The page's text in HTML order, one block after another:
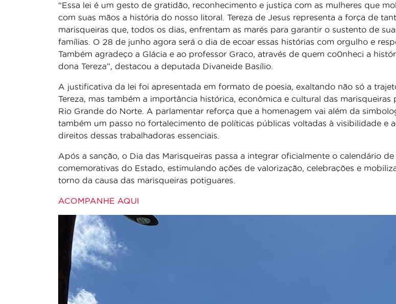
“Essa lei é um gesto de gratidão, reconhecimento e justiça com as mulheres que
com suas mãos a história do nosso litoral. Tereza de Jesus representa a força de
marisqueiras que, todos os dias, enfrentam as marés para garantir o sustento de
famílias. O 28 de junho agora será o dia de ecoar essas histórias com orgulho e
Também agradeço a Glácia e ao professor Graco, através de quem co0nheci a
dona Tereza”, destacou a deputada Divaneide Basílio.
A justificativa da lei foi apresentada em formato de poesia, exaltando não só a
Tereza, mas também a importância histórica, econômica e cultural das marisqueiras
Rio Grande do Norte. A parlamentar reforça que a homenagem vai além da
também um passo no fortalecimento de políticas públicas voltadas à visibilidade e
direitos dessas trabalhadoras essenciais.
Após a sanção, o Dia das Marisqueiras passa a integrar oficialmente o calendário de
comemorativas do Estado, estimulando ações de valorização, celebrações e
torno da causa das marisqueiras potiguares.
ACOMPANHE AQUI